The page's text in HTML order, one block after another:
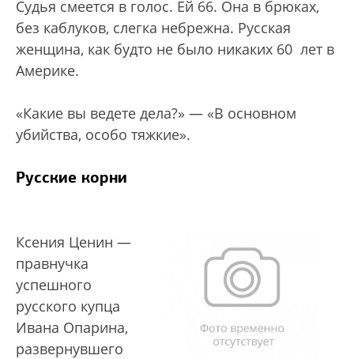
Судья смеется в голос. Ей 66. Она в брюках,
без каблуков, слегка небрежна. Русская
женщина, как будто не было никаких 60 лет в
Америке.
«Какие вы ведете дела?» — «В основном
убийства, особо тяжкие».
Русские корни
Ксения Ценин —
правнучка
успешного
русского купца
Ивана Опарина,
развернувшего